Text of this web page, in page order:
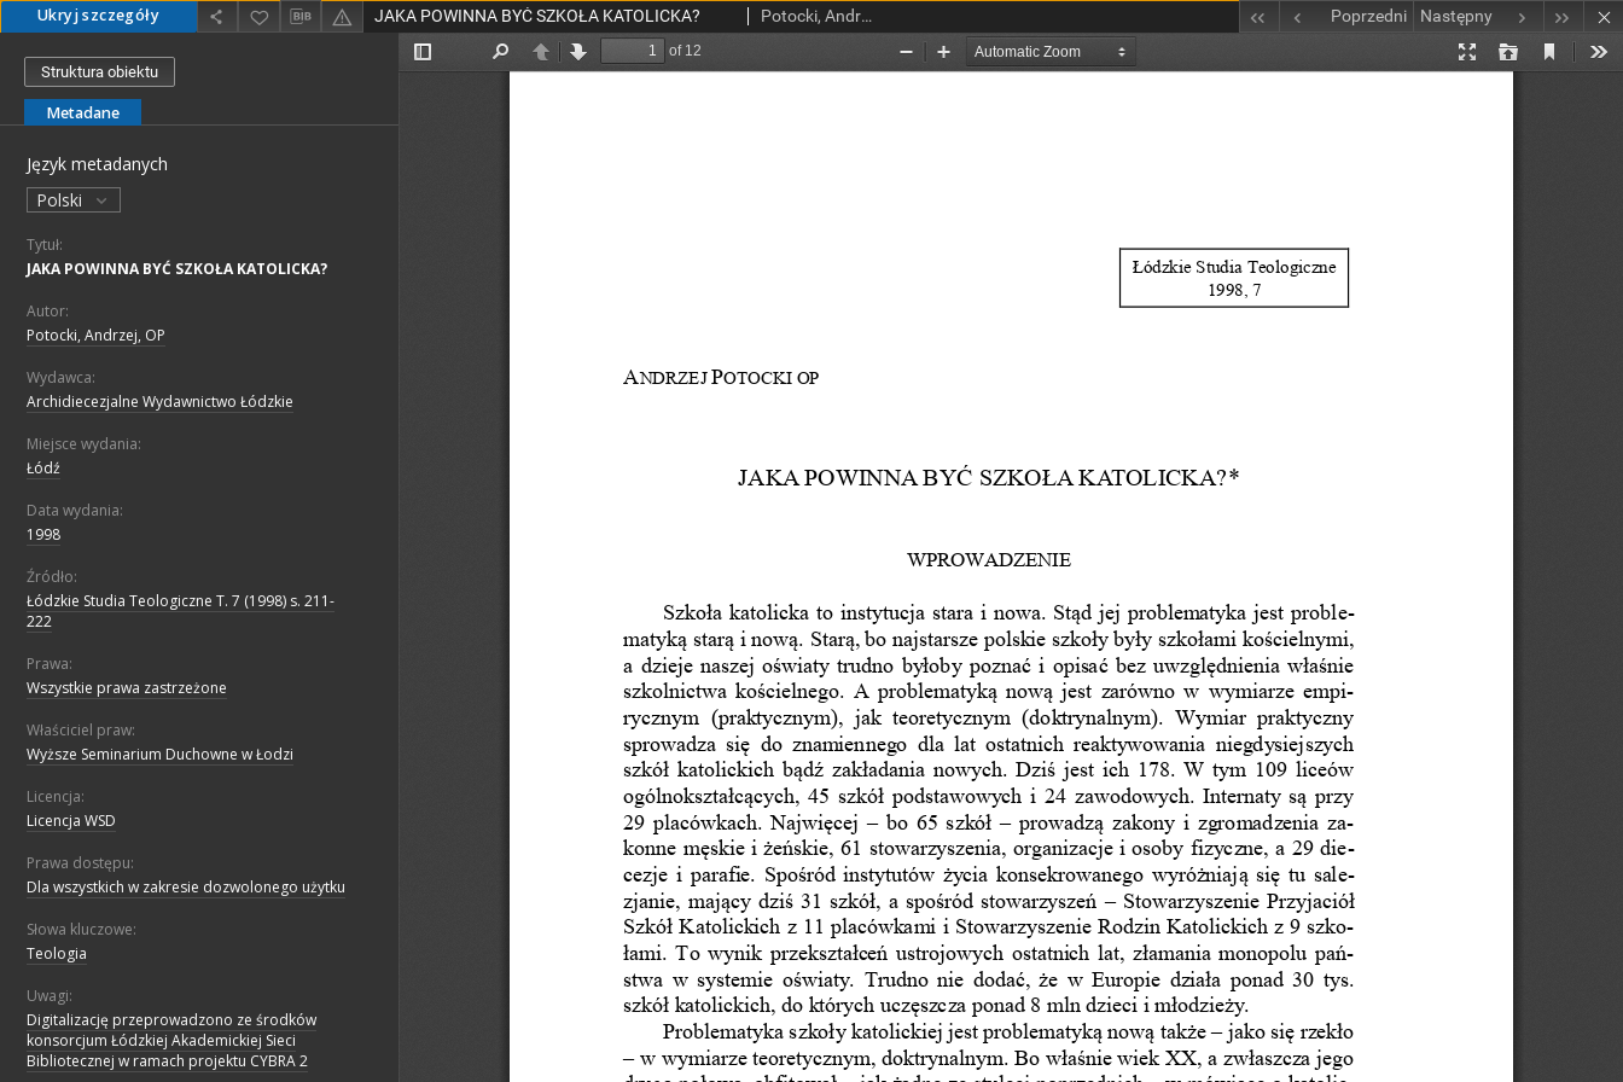
Ukryj szczegóły JAKA POWINNA BYĆ SZKOŁA KATOLICKA? Potocki, Andrzej, OP Poprzedni Następny
Struktura obiektu
Metadane
Język metadanych
Polski
Tytuł:
JAKA POWINNA BYĆ SZKOŁA KATOLICKA?
Autor:
Potocki, Andrzej, OP
Wydawca:
Archidiecezjalne Wydawnictwo Łódzkie
Miejsce wydania:
Łódź
Data wydania:
1998
Źródło:
Łódzkie Studia Teologiczne T. 7 (1998) s. 211-
222
Prawa:
Wszystkie prawa zastrzeżone
Właściciel praw:
Wyższe Seminarium Duchowne w Łodzi
Licencja:
Licencja WSD
Prawa dostępu:
Dla wszystkich w zakresie dozwolonego użytku
Słowa kluczowe:
Teologia
Uwagi:
Digitalizację przeprowadzono ze środków
konsorcjum Łódzkiej Akademickiej Sieci
Bibliotecznej w ramach projektu CYBRA 2